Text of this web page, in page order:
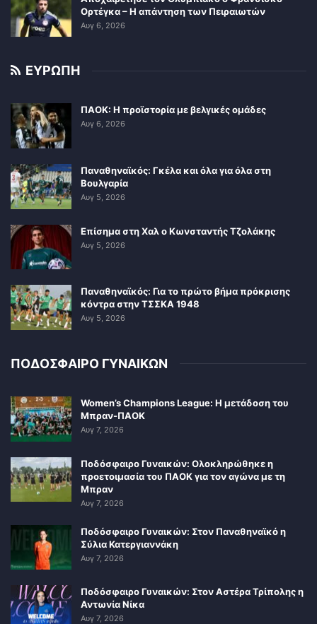
Ορτέγκα – Η απάντηση των Πειραιωτών
Αυγ 6, 2026
ΕΥΡΩΠΗ
ΠΑΟΚ: Η προϊστορία με βελγικές ομάδες
Αυγ 6, 2026
Παναθηναϊκός: Γκέλα και όλα για όλα στη
Βουλγαρία
Αυγ 5, 2026
Επίσημα στη Χαλ ο Κωνσταντής Τζολάκης
Αυγ 5, 2026
Παναθηναϊκός: Για το πρώτο βήμα πρόκρισης
κόντρα στην ΤΣΣΚΑ 1948
Αυγ 5, 2026
ΠΟΔΟΣΦΑΙΡΟ ΓΥΝΑΙΚΩΝ
Women’s Champions League: Η μετάδοση του
Μπραν-ΠΑΟΚ
Αυγ 7, 2026
Ποδόσφαιρο Γυναικών: Ολοκληρώθηκε η
προετοιμασία του ΠΑΟΚ για τον αγώνα με τη
Μπραν
Αυγ 7, 2026
Ποδόσφαιρο Γυναικών: Στον Παναθηναϊκό η
Σύλια Κατεργιαννάκη
Αυγ 7, 2026
Ποδόσφαιρο Γυναικών: Στον Αστέρα Τρίπολης η
Αντωνία Νίκα
Αυγ 7, 2026